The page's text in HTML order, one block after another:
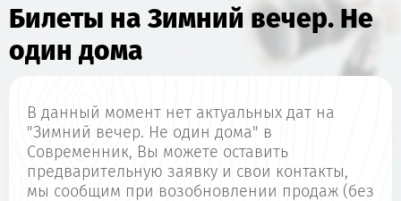
Билеты на Зимний вечер. Не
один дома
В данный момент нет актуальных дат на
"Зимний вечер. Не один дома" в
Современник, Вы можете оставить
предварительную заявку и свои контакты,
мы сообщим при возобновлении продаж (без